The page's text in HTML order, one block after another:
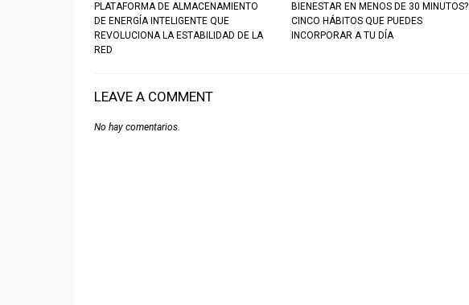
PLATAFORMA DE ALMACENAMIENTO
DE ENERGÍA INTELIGENTE QUE
REVOLUCIONA LA ESTABILIDAD DE LA
RED
BIENESTAR EN MENOS DE 30 MINUTOS?
CINCO HÁBITOS QUE PUEDES
INCORPORAR A TU DÍA
LEAVE A COMMENT
No hay comentarios.